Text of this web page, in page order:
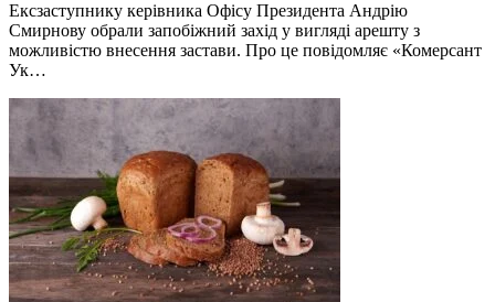
Ексзаступнику керівника Офісу Президента Андрію
Смирнову обрали запобіжний захід у вигляді арешту з
можливістю внесення застави. Про це повідомляє «Комерсант
Ук…